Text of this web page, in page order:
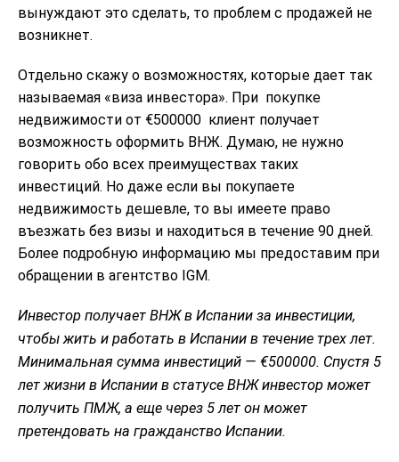
вынуждают это сделать, то проблем с продажей не
возникнет.
Отдельно скажу о возможностях, которые дает так
называемая «виза инвестора». При покупке
недвижимости от €500000 клиент получает
возможность оформить ВНЖ. Думаю, не нужно
говорить обо всех преимуществах таких
инвестиций. Но даже если вы покупаете
недвижимость дешевле, то вы имеете право
въезжать без визы и находиться в течение 90 дней.
Более подробную информацию мы предоставим при
обращении в агентство IGM.
Инвестор получает ВНЖ в Испании за инвестиции,
чтобы жить и работать в Испании в течение трех лет.
Минимальная сумма инвестиций — €500000. Спустя 5
лет жизни в Испании в статусе ВНЖ инвестор может
получить ПМЖ, а еще через 5 лет он может
претендовать на гражданство Испании.